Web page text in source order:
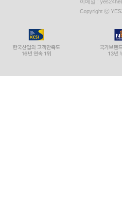
이메일 :
Copyright ⓒ